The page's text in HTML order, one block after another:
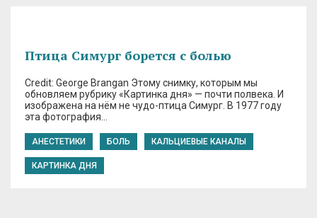
Птица Симург борется с болью
Credit: George Brangan Этому снимку, которым мы
обновляем рубрику «Картинка дня» — почти полвека. И
изображена на нём не чудо-птица Симург. В 1977 году
эта фотография…
АНЕСТЕТИКИ БОЛЬ КАЛЬЦИЕВЫЕ КАНАЛЫ
КАРТИНКА ДНЯ